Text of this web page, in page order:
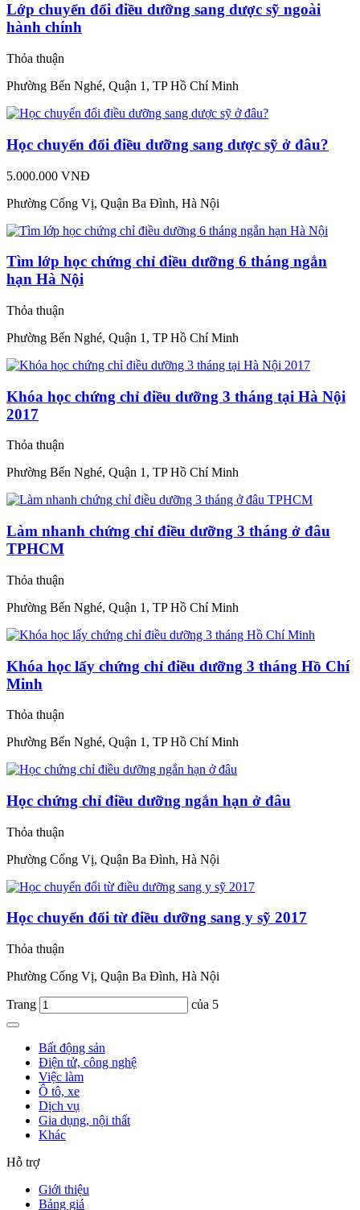
Lớp chuyển đổi điều dưỡng sang dược sỹ ngoài
hành chính
Thỏa thuận
Phường Bến Nghé, Quận 1, TP Hồ Chí Minh
Học chuyển đổi điều dưỡng sang dược sỹ ở đâu?
5.000.000 VNĐ
Phường Cống Vị, Quận Ba Đình, Hà Nội
Tìm lớp học chứng chỉ điều dưỡng 6 tháng ngắn
hạn Hà Nội
Thỏa thuận
Phường Bến Nghé, Quận 1, TP Hồ Chí Minh
Khóa học chứng chỉ điều dưỡng 3 tháng tại Hà Nội
2017
Thỏa thuận
Phường Bến Nghé, Quận 1, TP Hồ Chí Minh
Làm nhanh chứng chỉ điều dưỡng 3 tháng ở đâu
TPHCM
Thỏa thuận
Phường Bến Nghé, Quận 1, TP Hồ Chí Minh
Khóa học lấy chứng chỉ điều dưỡng 3 tháng Hồ Chí
Minh
Thỏa thuận
Phường Bến Nghé, Quận 1, TP Hồ Chí Minh
Học chứng chỉ điều dưỡng ngắn hạn ở đâu
Thỏa thuận
Phường Cống Vị, Quận Ba Đình, Hà Nội
Học chuyển đổi từ điều dưỡng sang y sỹ 2017
Thỏa thuận
Phường Cống Vị, Quận Ba Đình, Hà Nội
Trang của 5
Bất động sản
Điện tử, công nghệ
Việc làm
Ô tô, xe
Dịch vụ
Gia dụng, nội thất
Khác
Hỗ trợ
Giới thiệu
Bảng giá